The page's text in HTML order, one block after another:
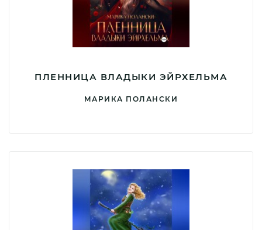
ПЛЕННИЦА ВЛАДЫКИ ЭЙРХЕЛЬМА
МАРИКА ПОЛАНСКИ